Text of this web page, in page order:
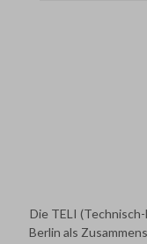
Die TELI
Berlin als